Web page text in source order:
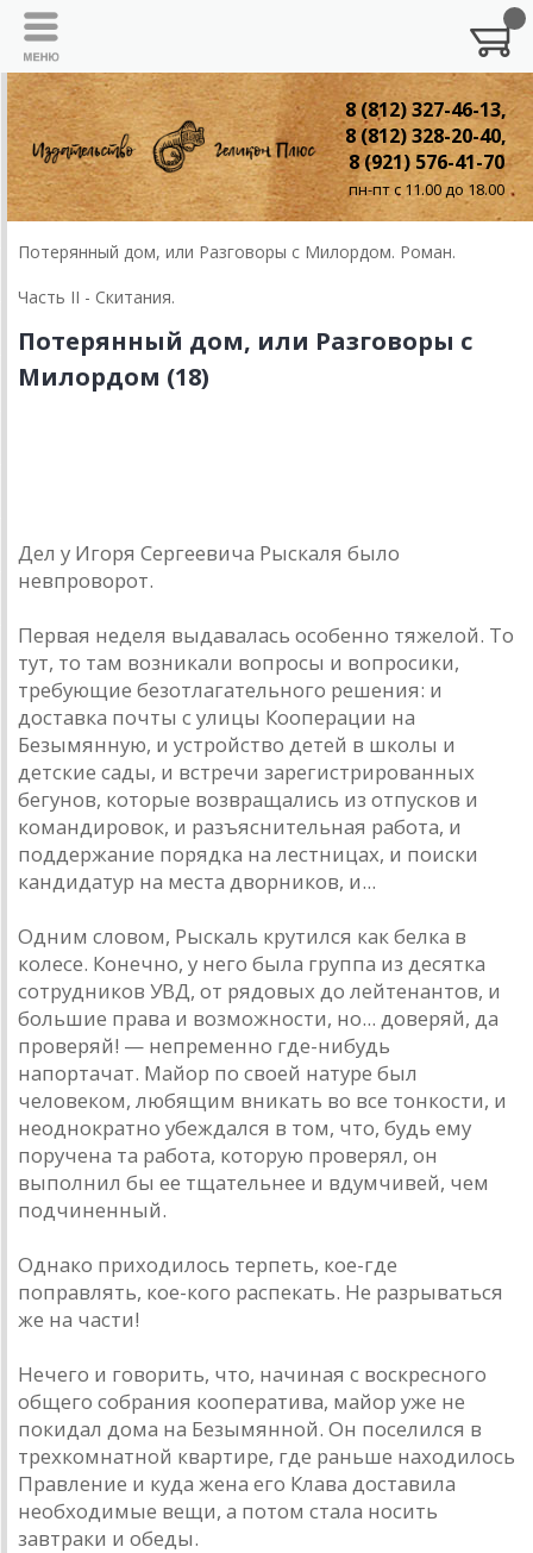
8 (812) 327-46-13,
8 (812) 328-20-40,
8 (921) 576-41-70
пн-пт с 11.00 до 18.00
Потерянный дом, или Разговоры с Милордом. Роман.
Часть II - Скитания.
Потерянный дом, или Разговоры с
Милордом (18)
Дел у Игоря Сергеевича Рыскаля было
невпроворот.
Первая неделя выдавалась особенно тяжелой. То
тут, то там возникали вопросы и вопросики,
требующие безотлагательного решения: и
доставка почты с улицы Кооперации на
Безымянную, и устройство детей в школы и
детские сады, и встречи зарегистрированных
бегунов, которые возвращались из отпусков и
командировок, и разъяснительная работа, и
поддержание порядка на лестницах, и поиски
кандидатур на места дворников, и...
Одним словом, Рыскаль крутился как белка в
колесе. Конечно, у него была группа из десятка
сотрудников УВД, от рядовых до лейтенантов, и
большие права и возможности, но... доверяй, да
проверяй! — непременно где-нибудь
напортачат. Майор по своей натуре был
человеком, любящим вникать во все тонкости, и
неоднократно убеждался в том, что, будь ему
поручена та работа, которую проверял, он
выполнил бы ее тщательнее и вдумчивей, чем
подчиненный.
Однако приходилось терпеть, кое-где
поправлять, кое-кого распекать. Не разрываться
же на части!
Нечего и говорить, что, начиная с воскресного
общего собрания кооператива, майор уже не
покидал дома на Безымянной. Он поселился в
трехкомнатной квартире, где раньше находилось
Правление и куда жена его Клава доставила
необходимые вещи, а потом стала носить
завтраки и обеды.